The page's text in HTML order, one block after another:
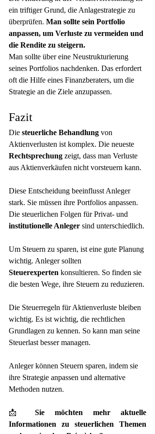
ein triftiger Grund, die Anlagestrategie zu
überprüfen. Man sollte sein Portfolio
anpassen, um Verluste zu vermeiden und
die Rendite zu steigern.
Man sollte über eine Neustrukturierung
seines Portfolios nachdenken. Das erfordert
oft die Hilfe eines Finanzberaters, um die
Strategie an die Ziele anzupassen.
Fazit
Die steuerliche Behandlung von
Aktienverlusten ist komplex. Die neueste
Rechtsprechung zeigt, dass man Verluste
aus Aktienverkäufen nicht vorsteuern kann.
Diese Entscheidung beeinflusst Anleger
stark. Sie müssen ihre Portfolios anpassen.
Die steuerlichen Folgen für Privat- und
institutionelle Anleger sind unterschiedlich.
Um Steuern zu sparen, ist eine gute Planung
wichtig. Anleger sollten
Steuerexperten konsultieren. So finden sie
die besten Wege, ihre Steuern zu reduzieren.
Die Steuerregeln für Aktienverluste bleiben
wichtig. Es ist wichtig, die rechtlichen
Grundlagen zu kennen. So kann man seine
Steuerlast besser managen.
Anleger können Steuern sparen, indem sie
ihre Strategie anpassen und alternative
Methoden nutzen.
📩 Sie möchten mehr aktuelle
Informationen zu steuerlichen Themen